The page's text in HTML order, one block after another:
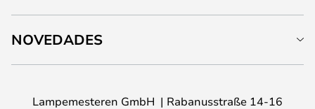
NOVEDADES
Lampemesteren GmbH
Rabanusstraße 14-16